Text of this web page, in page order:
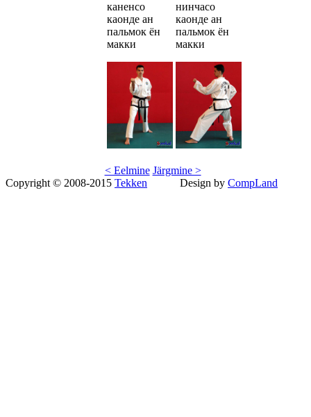
каненсо
каонде ан
пальмок ён
макки
нинчасо
каонде ан
пальмок ён
макки
< Eelmine Järgmine >
Copyright © 2008-2015 Tekken Design by CompLand